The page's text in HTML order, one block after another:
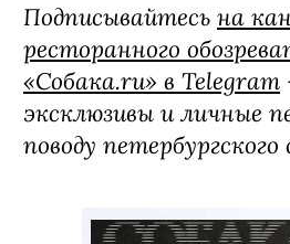
Подписывайтесь на
ресторанного
«Собака.ru» в Telegram
эксклюзивы и личные
поводу